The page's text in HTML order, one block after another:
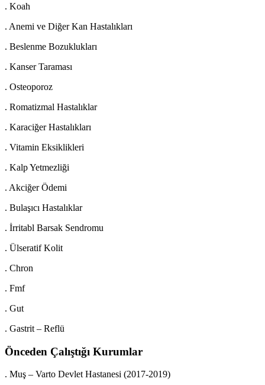
. Koah
. Anemi ve Diğer Kan Hastalıkları
. Beslenme Bozuklukları
. Kanser Taraması
. Osteoporoz
. Romatizmal Hastalıklar
. Karaciğer Hastalıkları
. Vitamin Eksiklikleri
. Kalp Yetmezliği
. Akciğer Ödemi
. Bulaşıcı Hastalıklar
. İrritabl Barsak Sendromu
. Ülseratif Kolit
. Chron
. Fmf
. Gut
. Gastrit – Reflü
Önceden Çalıştığı Kurumlar
. Muş – Varto Devlet Hastanesi (2017-2019)